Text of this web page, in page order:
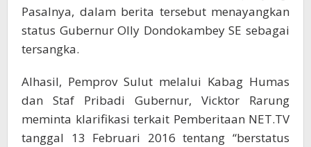
Pasalnya, dalam berita tersebut menayangkan
status Gubernur Olly Dondokambey SE sebagai
tersangka.
Alhasil, Pemprov Sulut melalui Kabag Humas
dan Staf Pribadi Gubernur, Vicktor Rarung
meminta klarifikasi terkait Pemberitaan NET.TV
tanggal 13 Februari 2016 tentang “berstatus